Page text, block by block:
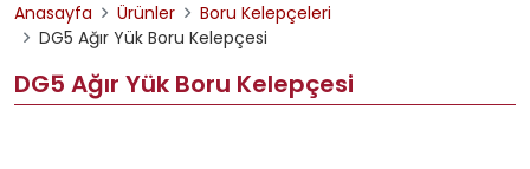
Anasayfa Ürünler
Boru Kelepçeleri
DG5 Ağır Yük Boru Kelepçesi
DG5 Ağır Yük Boru Kelepçesi